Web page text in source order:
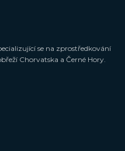
se na zprostředkování
Chorvatska a Černé Hory.